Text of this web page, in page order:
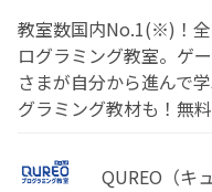
教室数国内No.1(※)！
ログラミング教室。ゲ
さまが自分から進んで
グラミング教材も！無
QUREO（キ